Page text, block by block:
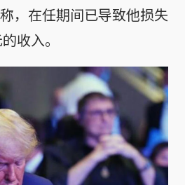
，在任期间已导致他损失
收入。